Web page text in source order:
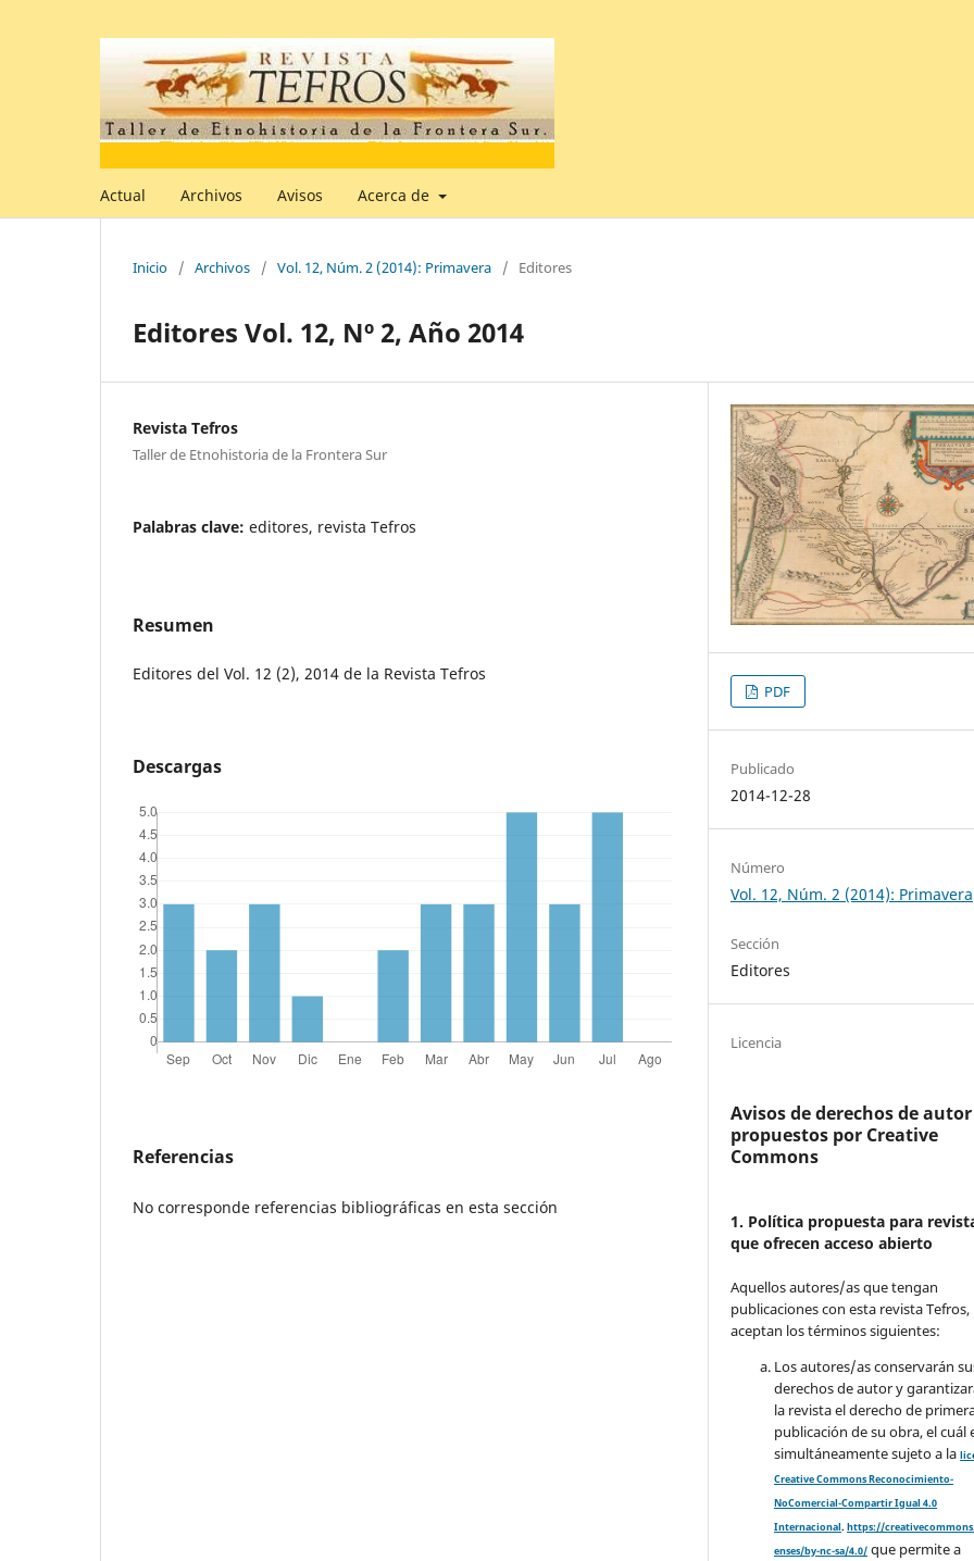
Actual Archivos Avisos Acerca de
Inicio / Archivos / Vol. 12, Núm. 2 (2014): Primavera / Editores
Editores Vol. 12, Nº 2, Año 2014
Revista Tefros
Taller de Etnohistoria de la Frontera Sur
Palabras clave: editores, revista Tefros
Resumen
Editores del Vol. 12 (2), 2014 de la Revista Tefros
Descargas
Referencias
No corresponde referencias bibliográficas en esta sección
PDF
Publicado
2014-12-28
Número
Vol. 12, Núm. 2 (2014): Primavera
Sección
Editores
Licencia
Avisos de derechos de autor
propuestos por Creative
Commons
1. Política propuesta para
que ofrecen acceso abierto
Aquellos autores/as que tengan
publicaciones con esta revista Tefros,
aceptan los términos siguientes:
Los autores/as conservarán
derechos de autor y
la revista el derecho de
publicación de su obra, el cuál
simultáneamente sujeto a la
Creative Commons Reconocimiento-
NoComercial-Compartir Igual 4.0
Internacional.https://
enses/by-nc-sa/4.0/ que permite a